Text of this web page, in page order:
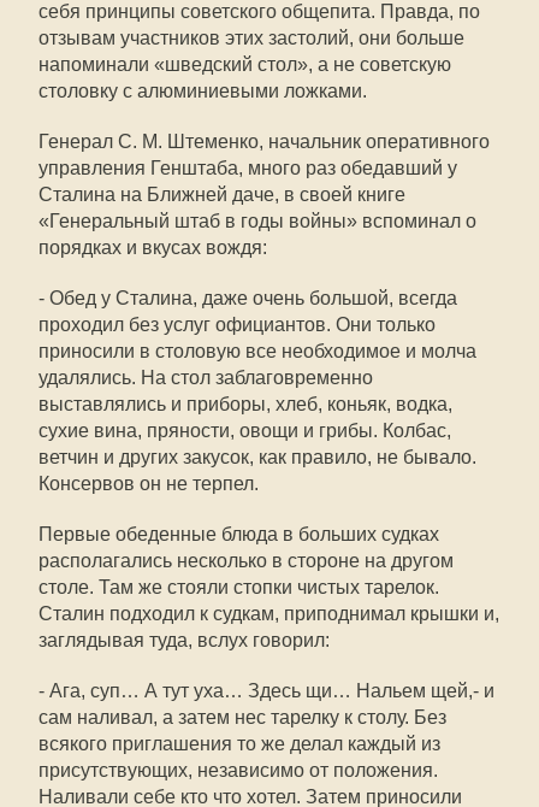
себя принципы советского общепита. Правда, по
отзывам участников этих застолий, они больше
напоминали «шведский стол», а не советскую
столовку с алюминиевыми ложками.
Генерал С. М. Штеменко, начальник оперативного
управления Генштаба, много раз обедавший у
Сталина на Ближней даче, в своей книге
«Генеральный штаб в годы войны» вспоминал о
порядках и вкусах вождя:
- Обед у Сталина, даже очень большой, всегда
проходил без услуг официантов. Они только
приносили в столовую все необходимое и молча
удалялись. На стол заблаговременно
выставлялись и приборы, хлеб, коньяк, водка,
сухие вина, пряности, овощи и грибы. Колбас,
ветчин и других закусок, как правило, не бывало.
Консервов он не терпел.
Первые обеденные блюда в больших судках
располагались несколько в стороне на другом
столе. Там же стояли стопки чистых тарелок.
Сталин подходил к судкам, приподнимал крышки и,
заглядывая туда, вслух говорил:
- Ага, суп… А тут уха… Здесь щи… Нальем щей,- и
сам наливал, а затем нес тарелку к столу. Без
всякого приглашения то же делал каждый из
присутствующих, независимо от положения.
Наливали себе кто что хотел. Затем приносили